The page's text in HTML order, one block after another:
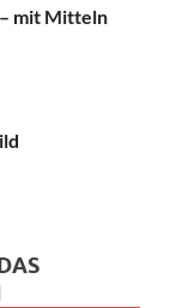
mit Mitteln